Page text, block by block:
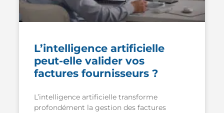
L’intelligence artificielle
peut-elle valider vos
factures fournisseurs ?
L’intelligence artificielle transforme
profondément la gestion des factures